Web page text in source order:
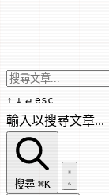
↑ ↓ ↵ esc
輸入以搜尋文章...
搜尋文章...
搜尋 ⌘K